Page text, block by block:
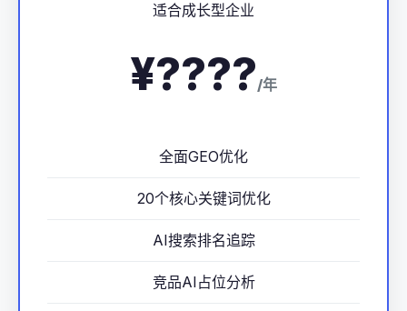
适合成长型企业
¥????/年
全面GEO优化
20个核心关键词优化
AI搜索排名追踪
竞品AI占位分析